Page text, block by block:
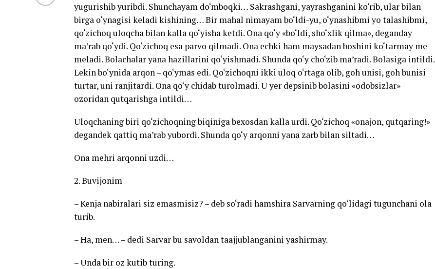
yugurishib yuribdi. Shunchayam do‘mboqki… Sakrashgani, yayrashganini ko‘rib, ular bilan
birga o‘ynagisi keladi kishining… Bir mahal nimayam bo‘ldi-yu, o‘ynashibmi yo talashibmi,
qo‘zichoq uloqcha bilan kalla qo‘yisha ketdi. Ona qo‘y «bo‘ldi, sho‘xlik qilma», deganday
ma’rab qo‘ydi. Qo‘zichoq esa parvo qilmadi. Ona echki ham maysadan boshini ko‘tarmay me-
meladi. Bolachalar yana hazillarini qo‘yishmadi. Shunda qo‘y cho‘zib ma’radi. Bolasiga intildi.
Lekin bo‘ynida arqon – qo‘ymas edi. Qo‘zichoqni ikki uloq o‘rtaga olib, goh unisi, goh bunisi
turtar, uni ranjitardi. Ona qo‘y chidab turolmadi. U yer depsinib bolasini «odobsizlar»
ozoridan qutqarishga intildi…
Uloqchaning biri qo‘zichoqning biqiniga bexosdan kalla urdi. Qo‘zichoq «onajon, qutqaring!»
degandek qattiq ma’rab yubordi. Shunda qo‘y arqonni yana zarb bilan siltadi…
Ona mehri arqonni uzdi…
2. Buvijonim
– Kenja nabiralari siz emasmisiz? – deb so‘radi hamshira Sarvarning qo‘lidagi tugunchani ola
turib.
– Ha, men… – dedi Sarvar bu savoldan taajjublanganini yashirmay.
– Unda bir oz kutib turing.